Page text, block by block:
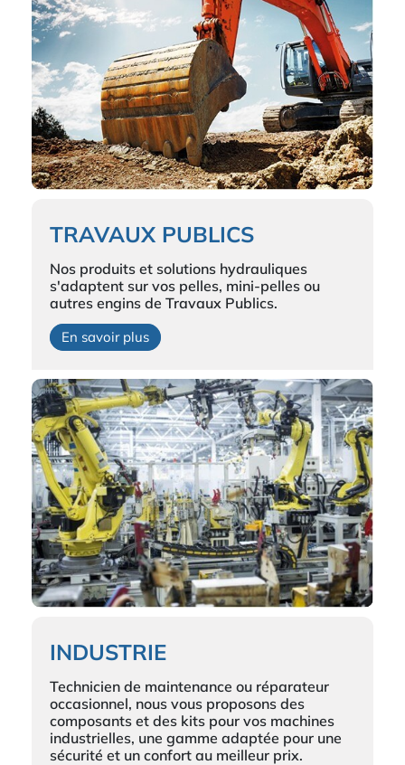
TRAVAUX PUBLICS
Nos produits et solutions hydrauliques
s'adaptent sur vos pelles, mini-pelles ou
autres engins de Travaux Publics.
En savoir plus
INDUSTRIE
Technicien de maintenance ou réparateur
occasionnel, nous vous proposons des
composants et des kits pour vos machines
industrielles, une gamme adaptée pour une
sécurité et un confort au meilleur prix.